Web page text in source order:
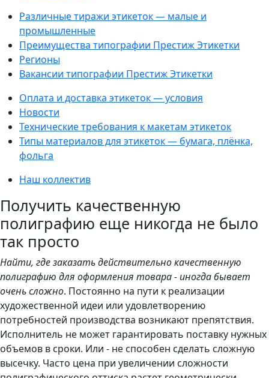
Различные тиражи этикеток — малые и
промышленные
Преимущества типографии Престиж Этикетки
Регионы
Вакансии типографии Престиж Этикетки
Оплата и доставка этикеток — условия
Новости
Технические требования к макетам этикеток
Типы материалов для этикеток — бумага, плёнка,
фольга
Наш коллектив
Получить качественную
полиграфию еще никогда не было
так просто
Найти, где заказать действительно качественную
полиграфию для оформления товара - иногда бывает
очень сложно. Постоянно на пути к реализации
художественной идеи или удовлетворению
потребностей производства возникают препятствия.
Исполнитель не может гарантировать поставку нужных
объемов в сроки. Или - не способен сделать сложную
высечку. Часто цена при увеличении сложности